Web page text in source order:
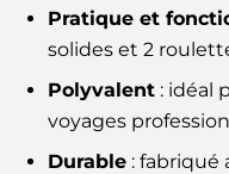
Pratique et
solides et 2
Polyvalent : idéal
voyages
Durable : fabriqué